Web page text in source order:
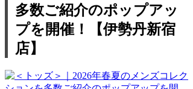
多数ご紹介のポップアッ
プを開催！【伊勢丹新宿
店】